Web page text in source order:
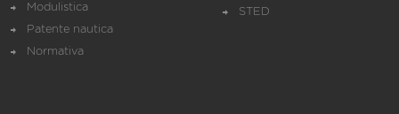
Modulistica
Patente nautica
Normativa
STED